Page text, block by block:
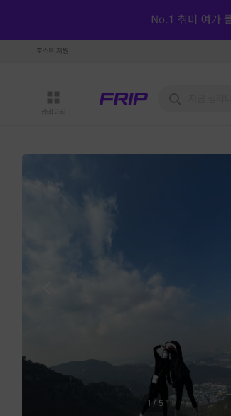
호스트 지원
카테고리
1 / 5